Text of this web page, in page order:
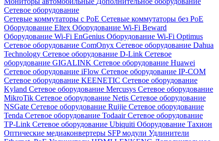
Сетевое оборудование
Сетевые коммутаторы с РоЕ Сетевые коммутаторы без РоЕ
Оборудование Eltex Оборудование Wi-Fi Beward
Оборудование Wi-Fi EnGenius Оборудование Wi-Fi Optimus
Сетевое оборудование ComOnyx Сетевое оборудование Dahua
Technology Сетевое оборудование D-Link Сетевое
оборудование GIGALINK Сетевое оборудование Huawei
Сетевое оборудование iFlow Сетевое оборудование IP-COM
Сетевое оборудование KEENETIC Сетевое оборудование
Kyland Сетевое оборудование Mercusys Сетевое оборудование
MikroTik Сетевое оборудование Netis Сетевое оборудование
NSGate Сетевое оборудование Ruijie Сетевое оборудование
Tenda Сетевое оборудование TodaairСетевое оборудование
TP-Link Сетевое оборудование Ubiquiti Оборудование Тахион
Оптические медиаконвертеры SFP модули Удлинители